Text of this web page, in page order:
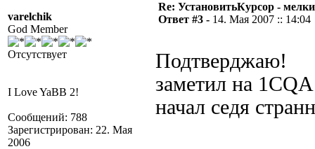
varelchik
God Member
Отсутствует
I Love YaBB 2!
Сообщений: 788
Зарегистрирован: 22. Мая
2006
Re: УстановитьКурсор -
Ответ #3 - 14. Мая 2007 :: 14:04
Подтверджаю!
заметил на
начал седя